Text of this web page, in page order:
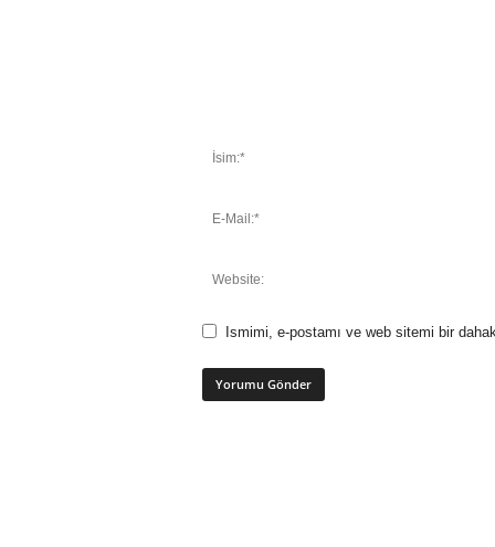
Ismimi, e-postamı ve web sitemi bir